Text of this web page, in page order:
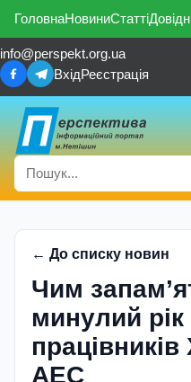
ГоловнаНовиниСтатті
info@perspekt.org.ua
ВхідРеєстрація
← До списку новин
Чим
минулий
АЕС